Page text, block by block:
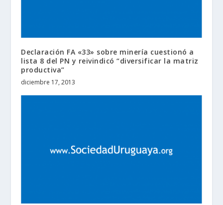
Declaración FA «33» sobre minería cuestionó a
lista 8 del PN y reivindicó “diversificar la matriz
productiva”
diciembre 17, 2013